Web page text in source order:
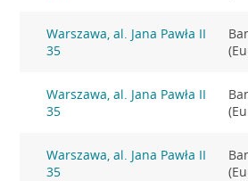
Warszawa, al. Jana Pawła II
35
Warszawa, al. Jana Pawła II
35
Warszawa, al. Jana Pawła II
35